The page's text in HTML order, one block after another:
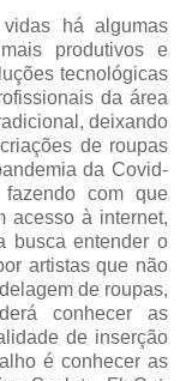
há algumas
produtivos e
tecnológicas
da área
deixando
de roupas
da Covid-
com que
acesso à internet,
busca entender o
artistas que não
de roupas,
conhecer as
de inserção
é conhecer as